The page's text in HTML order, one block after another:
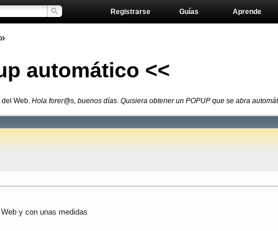
Aprende
Guías
Registrarse
»
automático <<
Web. Hola forer@s, buenos días. Quisiera obtener un POPUP que se abra
y con unas medidas